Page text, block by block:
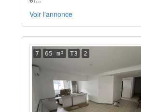
Voir l'annonce
7 65 m² T3 2